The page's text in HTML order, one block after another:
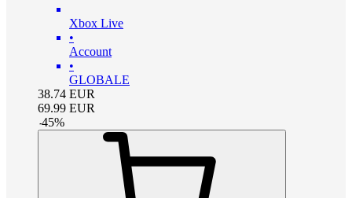
Xbox Live
•
Account
•
GLOBALE
38.74 EUR
69.99 EUR
-45%